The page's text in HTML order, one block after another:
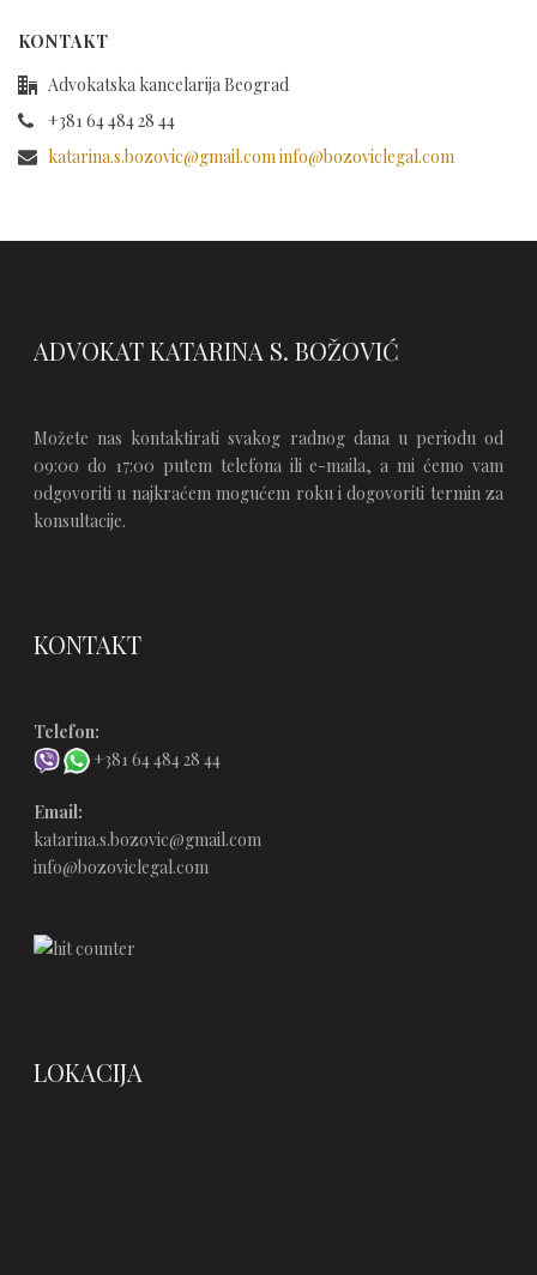
KONTAKT
Advokatska kancelarija Beograd
+381 64 484 28 44
katarina.s.bozovic@gmail.com info@bozoviclegal.com
ADVOKAT KATARINA S. BOŽOVIĆ
Možete nas kontaktirati svakog radnog dana u periodu od
09:00 do 17:00 putem telefona ili e-maila, a mi ćemo vam
odgovoriti u najkraćem mogućem roku i dogovoriti termin za
konsultacije.
KONTAKT
Telefon:
+381 64 484 28 44
Email:
katarina.s.bozovic@gmail.com
info@bozoviclegal.com
LOKACIJA